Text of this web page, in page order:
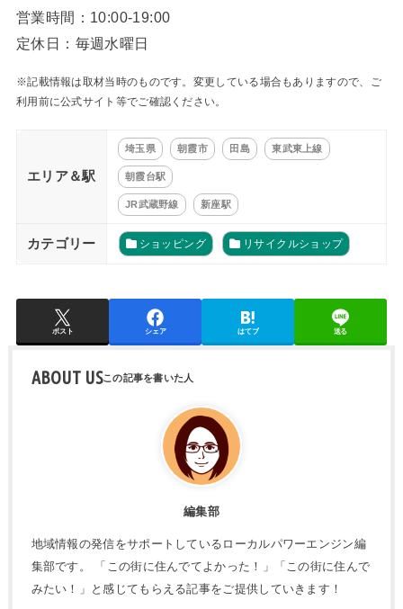
営業時間：10:00-19:00
定休日：毎週水曜日
※記載情報は取材当時のものです。変更している場合もありますので、ご
利用前に公式サイト等でご確認ください。
エリア＆駅
埼玉県 朝霞市 田島 東武東上線
朝霞台駅
JR武蔵野線 新座駅
カテゴリー ショッピング リサイクルショップ
ポスト シェア はてブ 送る
ABOUT US
編集部
地域情報の発信をサポートしているローカルパワーエンジン編
集部です。 「この街に住んでてよかった！」「この街に住んで
みたい！」と感じてもらえる記事をご提供していきます！